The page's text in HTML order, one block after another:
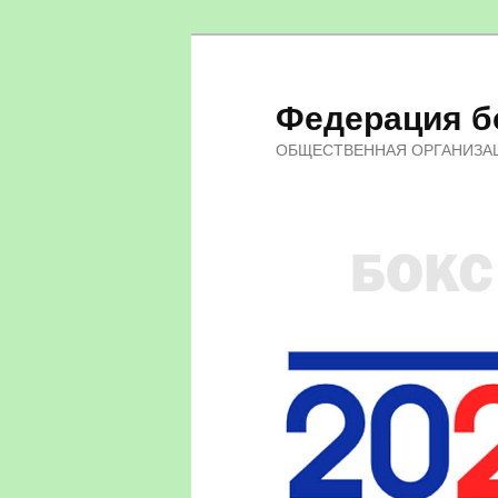
Федерация
ОБЩЕСТВЕННАЯ